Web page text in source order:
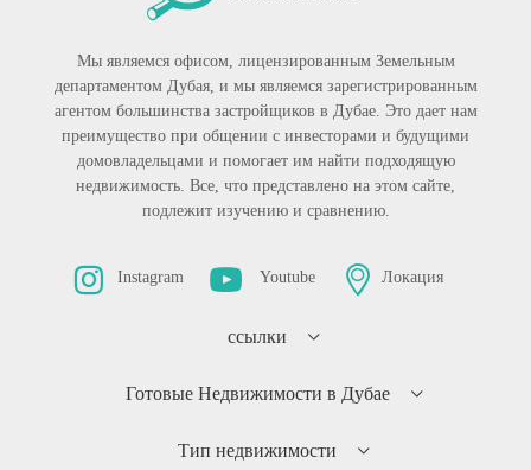
Мы являемся офисом, лицензированным Земельным
департаментом Дубая, и мы являемся зарегистрированным
агентом большинства застройщиков в Дубае. Это дает нам
преимущество при общении с инвесторами и будущими
домовладельцами и помогает им найти подходящую
недвижимость. Все, что представлено на этом сайте,
подлежит изучению и сравнению.
Instagram Youtube Локация
ссылки
Готовые Недвижимости в Дубае
Тип недвижимости